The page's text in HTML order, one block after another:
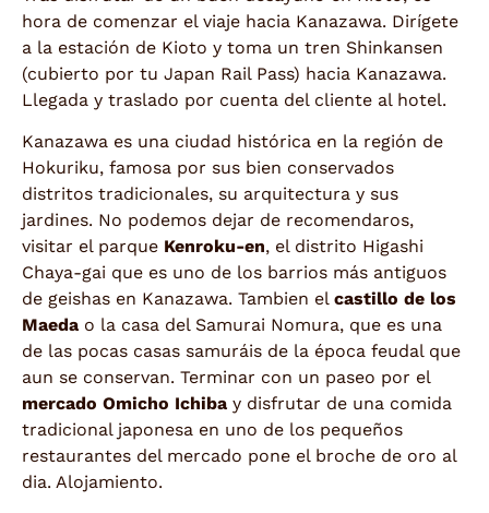
hora de comenzar el viaje hacia Kanazawa. Dirígete
a la estación de Kioto y toma un tren Shinkansen
(cubierto por tu Japan Rail Pass) hacia Kanazawa.
Llegada y traslado por cuenta del cliente al hotel.
Kanazawa es una ciudad histórica en la región de
Hokuriku, famosa por sus bien conservados
distritos tradicionales, su arquitectura y sus
jardines. No podemos dejar de recomendaros,
visitar el parque Kenroku-en, el distrito Higashi
Chaya-gai que es uno de los barrios más antiguos
de geishas en Kanazawa. Tambien el castillo de los
Maeda o la casa del Samurai Nomura, que es una
de las pocas casas samuráis de la época feudal que
aun se conservan. Terminar con un paseo por el
mercado Omicho Ichiba y disfrutar de una comida
tradicional japonesa en uno de los pequeños
restaurantes del mercado pone el broche de oro al
dia. Alojamiento.